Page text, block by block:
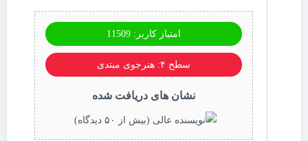
امتیاز کاربر: 11509
سطح ۴: هنرجوی مبتدی
نشان های دریافت شده